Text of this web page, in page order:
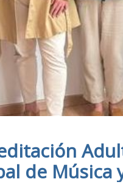
de Música